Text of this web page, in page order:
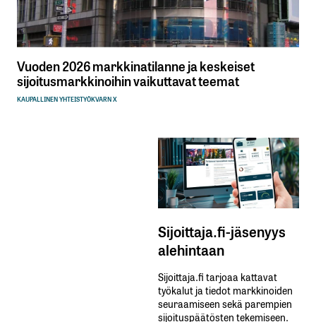
Vuoden 2026 markkinatilanne ja keskeiset
sijoitusmarkkinoihin vaikuttavat teemat
KAUPALLINEN YHTEISTYÖKVARN X
Sijoittaja.fi-jäsenyys
alehintaan
Sijoittaja.fi tarjoaa kattavat
työkalut ja tiedot markkinoiden
seuraamiseen sekä parempien
sijoituspäätösten tekemiseen.